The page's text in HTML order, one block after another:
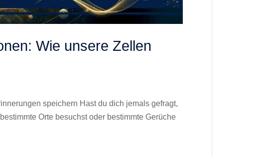
Wie unsere Zellen
speichern Hast du dich jemals gefragt,
Orte besuchst oder bestimmte Gerüche